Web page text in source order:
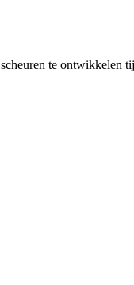
te ontwikkelen